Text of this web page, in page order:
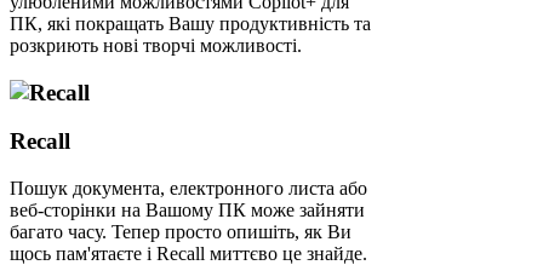
ПК, які покращать Вашу продуктивність та
розкриють нові творчі можливості.
Recall
Пошук документа, електронного листа або
веб-сторінки на Вашому ПК може зайняти
багато часу. Тепер просто опишіть, як Ви
щось пам'ятаєте і Recall миттєво це знайде.